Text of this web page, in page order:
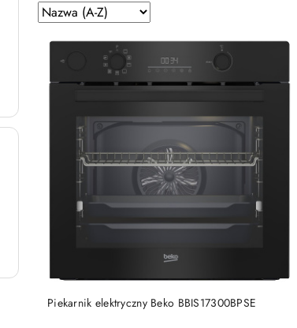
Zastosowano
sortowanie:
Nazwa
Z).
Sortuj
według
Piekarnik elektryczny Beko BBIS17300BPSE
PRODUKT NIEDOSTĘPNY